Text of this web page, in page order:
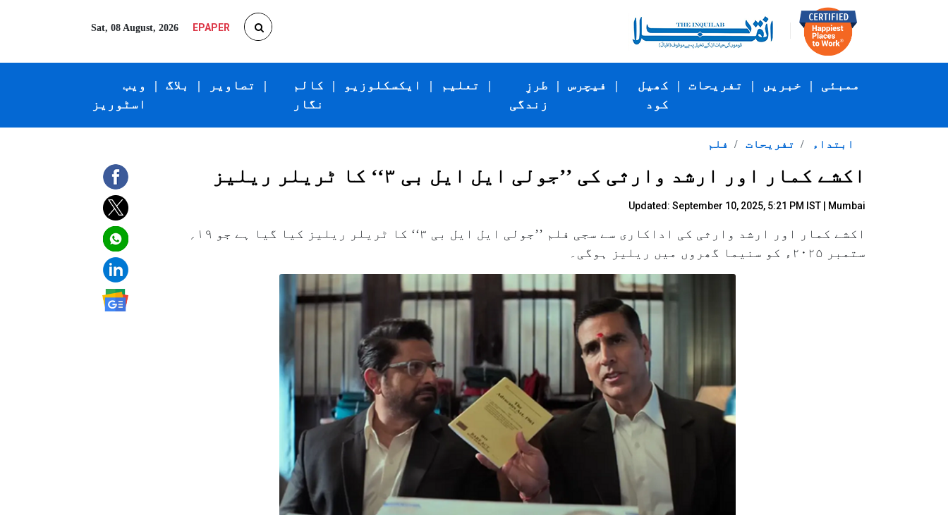
Sat, 08 August, 2026 EPAPER
ویب
اسٹوریز
| بلاگ | تصاویر |
کالم
نگار
| ایکسکلوزیو | تعلیم |
طرزِ
زندگی
| فیچرس |
کھیل
کود
| تفریحات | خبریں | ممبئی
فلم تفریحات ابتداء
اکشے کمار اور ارشد وارثی کی ’’جولی ایل ایل بی ۳‘‘ کا ٹریلر ریلیز
Updated: September 10, 2025, 5:21 PM IST | Mumbai
اکشے کمار اور ارشد وارثی کی اداکاری سے سجی فلم ’’جولی ایل ایل بی ۳‘‘ کا ٹریلر ریلیز کیا گیا ہے جو ۱۹؍
ستمبر ۲۰۲۵ء کو سنیما گھروں میں ریلیز ہوگی۔